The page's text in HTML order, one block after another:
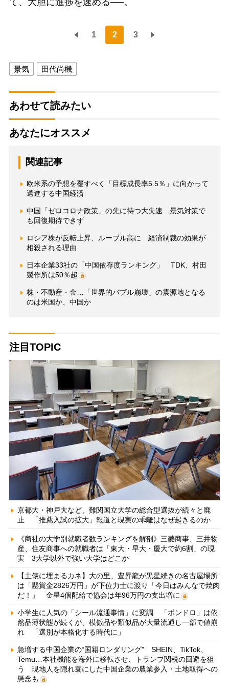
て、大胆に進捗を速める──。
1 2 3
景気 田代尚機
あわせて読みたい
あなたにオススメ
関連記事
欧米系の予想を覆すべく「目標成長率5.5％」に向かって
邁進する中国経済
中国「ゼロコロナ政策」の先に待つ大失速 景気対策で
も回復期待できず
ロシア株が反転上昇、ルーブル高に 経済制裁の効果が
相殺される理由
日本企業33社の「中国依存度ランキング」 TDK、村田
製作所は50％超
株・不動産・金…「世界的バブル崩壊」の震源地となる
のは米国か、中国か
注目TOPIC
京都大・神戸大など、難関国立大学の総合型選抜が続々と廃
止 「推薦入試の拡大」報道と現実の乖離はなぜ起きるのか
《商社の大学別就職者数ランキングを解剖》三菱商事、三井物
産、住友商事への就職者は「東大・早大・慶大で約6割」の現
実 3大学以外で強い大学はどこか
【土俵に埋まるカネ】大の里、豊昇龍が黒星続きの名古屋場所
は「懸賞金2826万円」が下位力士に渡り「今日はみんなで焼肉
だ！」 金星4個配給で協会は年96万円の支出増に
小学生に人気の「シール流通事情」に変調 「ボンドロ」は依
然品薄状態が続くが、模倣品や類似品が大量流通し一部で値崩
れ 「選別が本格化する時代に」
急増する中国企業の“国籍ロンダリング” SHEIN、TikTok、
Temu…本社機能を海外に移転させ、トランプ関税の回避を狙
う 現地人を隠れ蓑にした中国企業の農業参入・土地取得への
懸念も